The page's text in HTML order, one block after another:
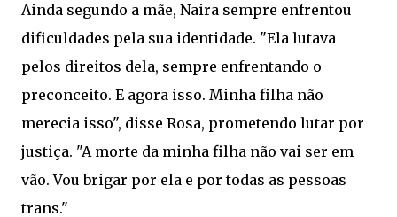
Ainda segundo a mãe, Naira sempre enfrentou
dificuldades pela sua identidade. "Ela lutava
pelos direitos dela, sempre enfrentando o
preconceito. E agora isso. Minha filha não
merecia isso", disse Rosa, prometendo lutar por
justiça. "A morte da minha filha não vai ser em
vão. Vou brigar por ela e por todas as pessoas
trans."